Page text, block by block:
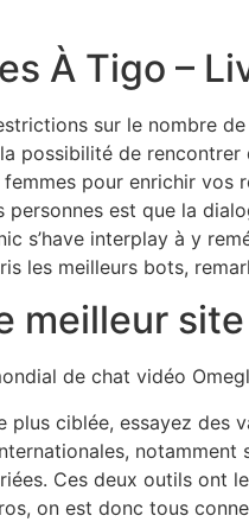
À Tigo –
sur le nombre
possibilité de
pour enrichir vos
personnes est que la
s’have interplay à y
les meilleurs bots,
meilleur
de chat vidéo
plus ciblée, essayez des
Ces deux outils ont
on est donc tous